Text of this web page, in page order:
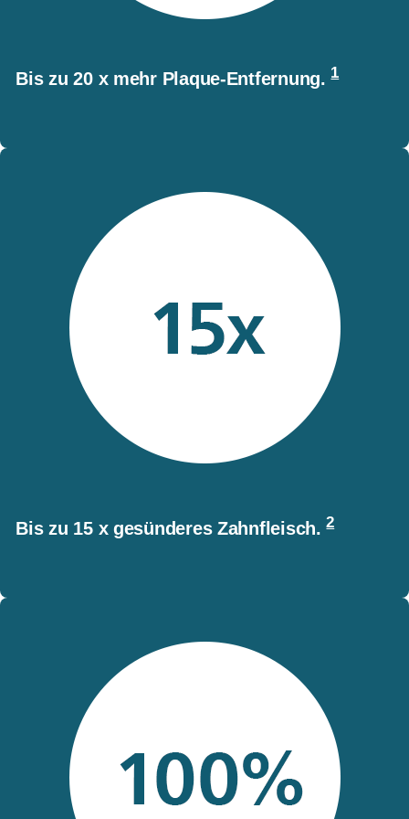
Bis zu 20 x mehr Plaque-Entfernung.1
Bis zu 15 x gesünderes Zahnfleisch.2